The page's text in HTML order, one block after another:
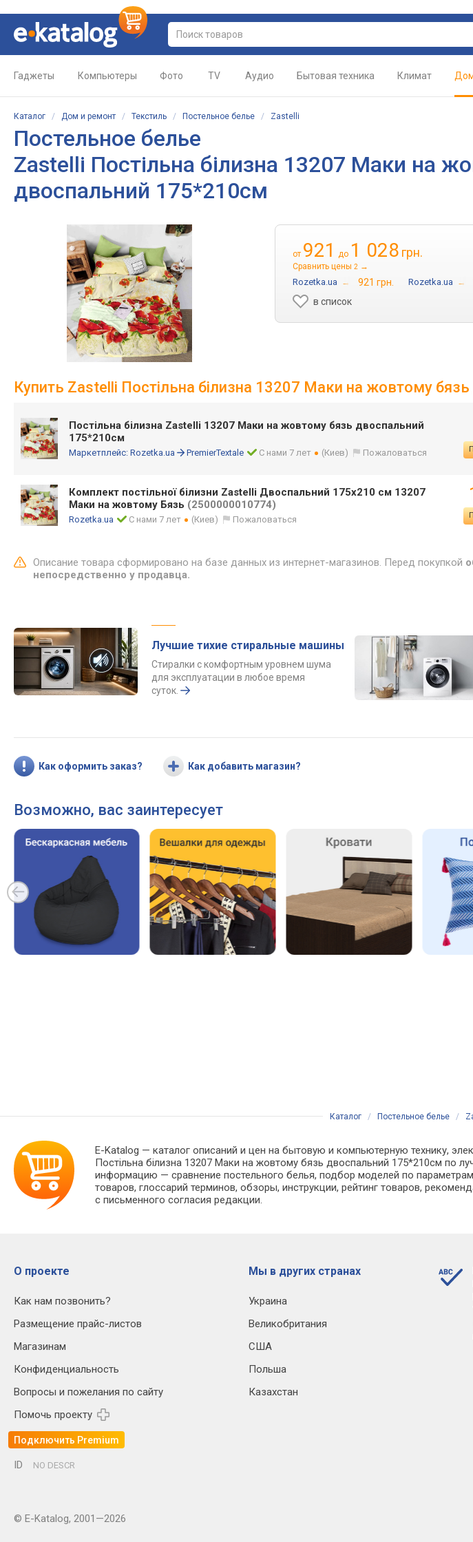
Гаджеты Компьютеры Фото TV Аудио Бытовая техника Климат
Каталог / Дом и ремонт / Текстиль / Постельное белье / Zastelli
Постельное белье
Zastelli Постільна білизна 13207 Маки на
двоспальний 175*210см
от 921 до 1 028 грн.
Сравнить цены 2 →
Rozetka.ua → 921 грн. Rozetka.ua →
в список
Купить Zastelli Постільна білизна 13207 Маки на жовтому
Постільна білизна Zastelli 13207 Маки на жовтому бязь двоспальний
175*210см
Маркетплейс: Rozetka.ua PremierTextale С нами 7 лет (Киев) Пожаловаться
Комплект постільної білизни Zastelli Двоспальний 175х210 см 13207
Маки на жовтому Бязь (2500000010774)
Rozetka.ua С нами 7 лет (Киев) Пожаловаться
Описание товара сформировано на базе данных из интернет-магазинов. Перед покупкой
непосредственно у продавца.
Лучшие тихие стиральные машины
Стиралки с комфортным уровнем шума
для эксплуатации в любое время
суток.
Как оформить заказ? Как добавить магазин?
Возможно, вас заинтересует
Каталог / Постельное белье /
E-Katalog — каталог описаний и цен на бытовую и компьютерную технику,
Постільна білизна 13207 Маки на жовтому бязь двоспальний 175*210см по
информацию — сравнение постельного белья, подбор моделей по
товаров, глоссарий терминов, обзоры, инструкции, рейтинг товаров,
с письменного согласия редакции.
О проекте
Как нам позвонить?
Размещение прайс-листов
Магазинам
Конфиденциальность
Вопросы и пожелания по сайту
Помочь проекту
Подключить Premium
Мы в других странах
Украина
Великобритания
США
Польша
Казахстан
ID NO DESCR
© E-Katalog, 2001—2026